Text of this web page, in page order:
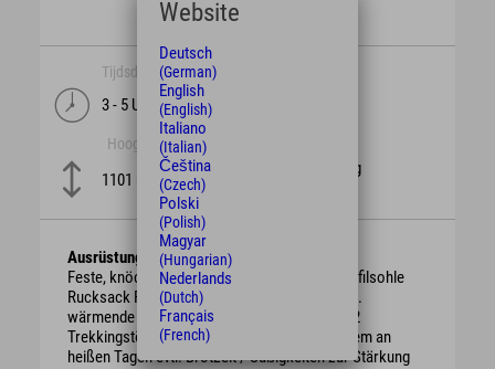
Tijdsduur
3 - 5 Uren
Hoogte
1101 m
schwierig
Ausrüstung
Feste, knöchelhohe Bergschuhe mit guter Profilsohle
Rucksack Regenschutz, je nach Witterung evtl.
wärmende Kleidung oder Sonnenschutz ggf. 2
Trekkingstöcke ausreichend Getränke vor allem an
heißen Tagen evtl. Brotzeit / Süßigkeiten zur Stärkung
Website
Deutsch
(German)
English
(English)
Italiano
(Italian)
Čeština
(Czech)
Polski
(Polish)
Magyar
(Hungarian)
Nederlands
(Dutch)
Français
(French)